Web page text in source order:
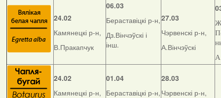
24.02
Камянецкі р-н,
В.Пракапчук
06.03
Бераставіцкі р-н,
Дз.Вінчэўскі і
інш.
27.03
Чэрвенскі р-н,
А.Вінчэўскі
24.02
Камянецкі р-н,
01.04
Бераставіцкі р-н,
28.03
Чэрвенскі р-н,